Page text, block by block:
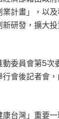
計畫」，以
研發，擴大
委員會第5次
會後記者會
台灣」重要